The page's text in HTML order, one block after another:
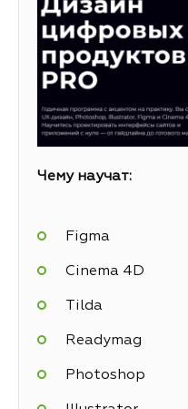
Чему научат:
Figma
Cinema 4D
Tilda
Readymag
Photoshop